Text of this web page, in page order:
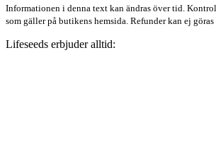
Informationen i denna text kan ändras över tid.
som gäller på butikens hemsida. Refunder kan ej
Lifeseeds erbjuder alltid: